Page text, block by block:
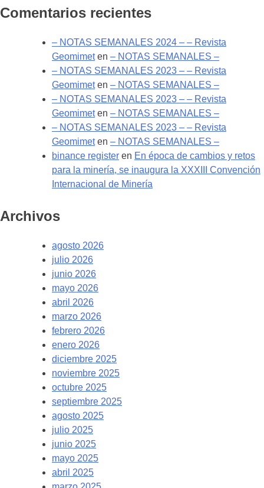
Comentarios recientes
– NOTAS SEMANALES 2024 – – Revista
Geomimeten – NOTAS SEMANALES –
– NOTAS SEMANALES 2023 – – Revista
Geomimeten – NOTAS SEMANALES –
– NOTAS SEMANALES 2023 – – Revista
Geomimeten – NOTAS SEMANALES –
– NOTAS SEMANALES 2023 – – Revista
Geomimeten – NOTAS SEMANALES –
binance register en En época de cambios y retos
para la minería, se inaugura la XXXIII Convención
Internacional de Minería
Archivos
agosto 2026
julio 2026
junio 2026
mayo 2026
abril 2026
marzo 2026
febrero 2026
enero 2026
diciembre 2025
noviembre 2025
octubre 2025
septiembre 2025
agosto 2025
julio 2025
junio 2025
mayo 2025
abril 2025